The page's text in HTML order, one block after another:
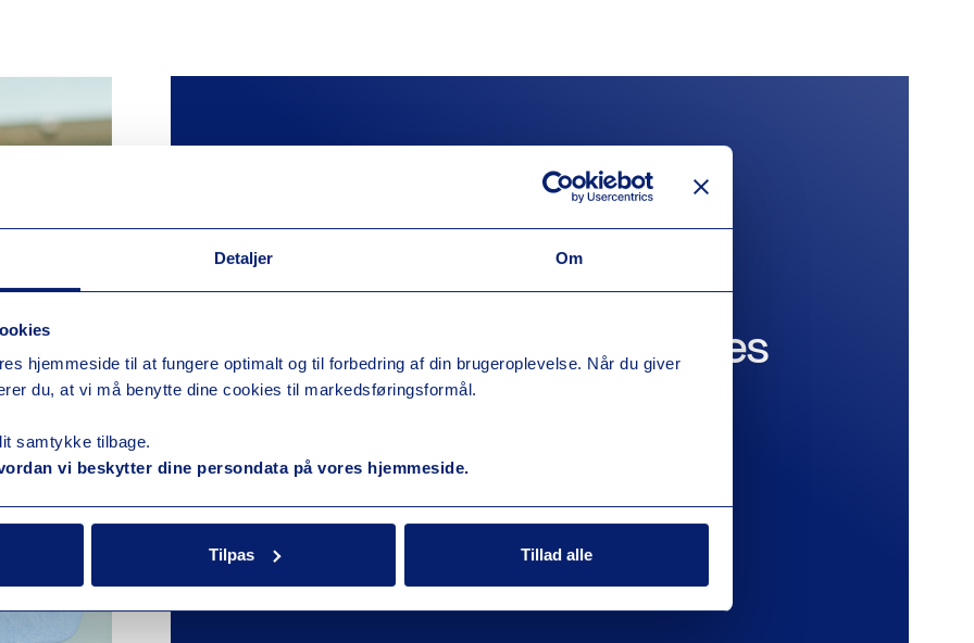
Detaljer Om
hjemmeside til at fungere optimalt og til forbedring af din brugeroplevelse. Når du giver
du, at vi må benytte dine cookies til markedsføringsformål.
samtykke tilbage.
vi beskytter dine persondata på vores hjemmeside.
Tilpas Tillad alle
Vil du vide mere om vores
telefoniløsninger?
Udfyld formularen, så kontakter vi dig
Udfyld formularen